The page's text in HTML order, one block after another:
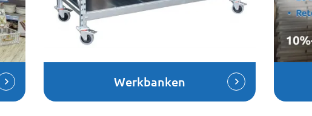
Werkbanken